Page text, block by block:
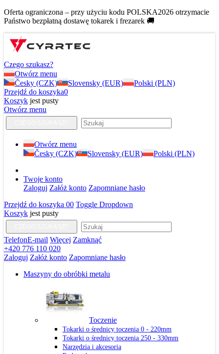
Oferta ograniczona – przy użyciu kodu POLSKA2026 otrzymacie
Państwo bezpłatną dostawę tokarek i frezarek 🚚
Czego szukasz?
Otwórz menu
Česky (CZK)
Slovensky (EUR)
Polski (PLN)
Przejdź do koszyka0
Koszyk jest pusty
Otwórz menu
Otwórz menu
Česky (CZK)
Slovensky (EUR) Polski (PLN)
Twoje konto
Zaloguj Załóż konto Zapomniane hasło
Przejdź do koszyka 00 Toggle Dropdown
Koszyk jest pusty
TelefonE-mail Więcej Zamknąć
+420 776 110 020
Zaloguj Załóż konto Zapomniane hasło
Maszyny do obróbki metalu
Toczenie
Tokarki o średnicy toczenia 0 - 220mm
Tokarki o średnicy toczenia 250 - 330mm
Narzędzia i akcesoria